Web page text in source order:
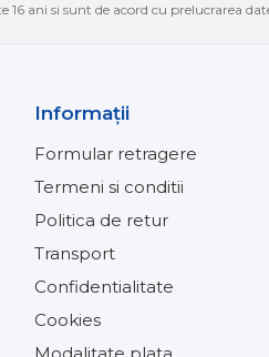
16 ani si sunt de acord cu prelucrarea
Informaţii
Formular retragere
Termeni si conditii
Politica de retur
Transport
Confidentialitate
Cookies